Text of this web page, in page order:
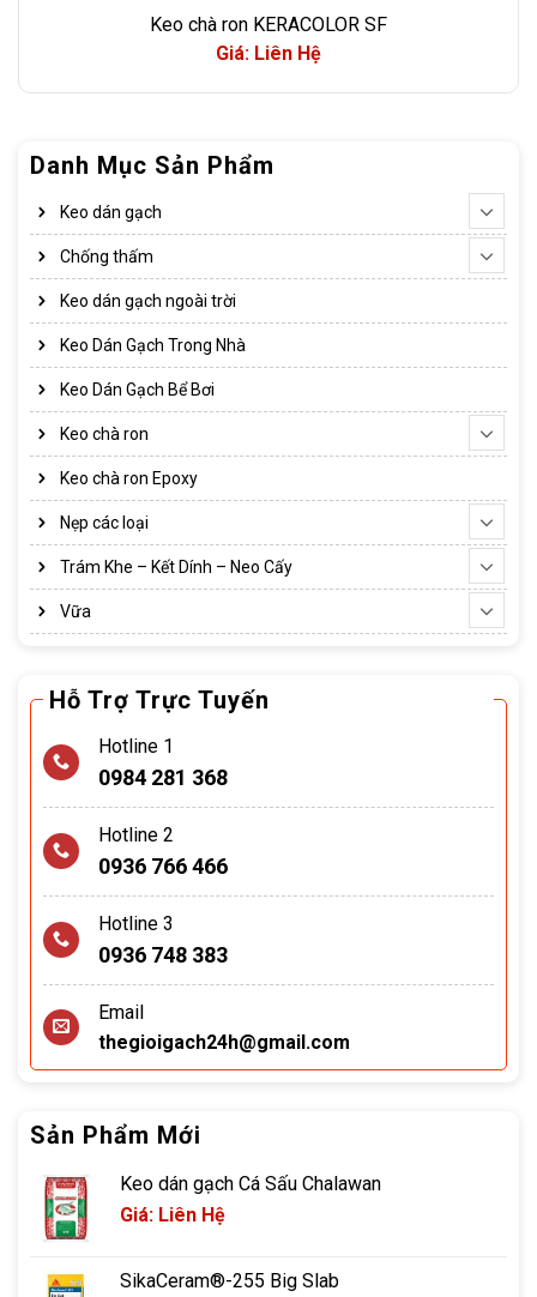
Danh Mục Sản Phẩm
Keo dán gạch
Chống thấm
Keo dán gạch ngoài trời
Keo Dán Gạch Trong Nhà
Keo Dán Gạch Bể Bơi
Keo chà ron
Keo chà ron Epoxy
Nẹp các loại
Trám Khe – Kết Dính – Neo Cấy
Vữa
Hỗ Trợ Trực Tuyến
Hotline 1
0984 281 368
Hotline 2
0936 766 466
Hotline 3
0936 748 383
Email
thegioigach24h@gmail.com
Sản Phẩm Mới
Keo dán gạch Cá Sấu Chalawan
Giá: Liên Hệ
SikaCeram®-255 Big Slab
Keo chà ron KERACOLOR SF
Giá: Liên Hệ